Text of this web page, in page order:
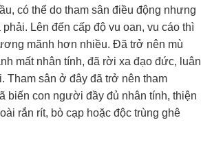
có thể do tham sân điều động nhưng
Lên đến cấp độ vu oan, vu cáo thì
mãnh hơn nhiều. Đã trở nên mù
mất nhân tính, đã rời xa đạo đức, luân
Tham sân ở đây đã trở nên tham
biến con người đầy đủ nhân tính, thiện
rắn rít, bò cạp hoặc độc trùng ghê